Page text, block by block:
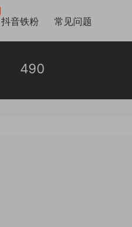
抖音铁粉 常见问题
490